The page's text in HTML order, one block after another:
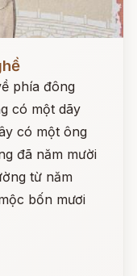
phía đông
có một dãy
có một ông
đã năm mười
từ năm
bốn mươi